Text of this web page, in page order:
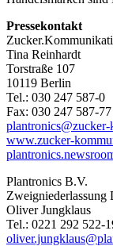
Pressekontakt
Tina
Torstraße
10119
Tel.: 030
Fax: 030 247
www.zucker-
Plantronics B.V.
Zweigniederlassung
Oliver Jungklaus
Tel.: 0221 292 522-